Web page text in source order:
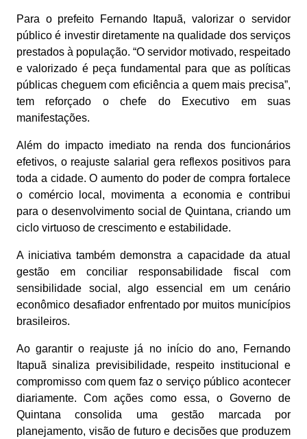
Para o prefeito Fernando Itapuã, valorizar o servidor
público é investir diretamente na qualidade dos serviços
prestados à população. “O servidor motivado, respeitado
e valorizado é peça fundamental para que as políticas
públicas cheguem com eficiência a quem mais precisa”,
tem reforçado o chefe do Executivo em suas
manifestações.
Além do impacto imediato na renda dos funcionários
efetivos, o reajuste salarial gera reflexos positivos para
toda a cidade. O aumento do poder de compra fortalece
o comércio local, movimenta a economia e contribui
para o desenvolvimento social de Quintana, criando um
ciclo virtuoso de crescimento e estabilidade.
A iniciativa também demonstra a capacidade da atual
gestão em conciliar responsabilidade fiscal com
sensibilidade social, algo essencial em um cenário
econômico desafiador enfrentado por muitos municípios
brasileiros.
Ao garantir o reajuste já no início do ano, Fernando
Itapuã sinaliza previsibilidade, respeito institucional e
compromisso com quem faz o serviço público acontecer
diariamente. Com ações como essa, o Governo de
Quintana consolida uma gestão marcada por
planejamento, visão de futuro e decisões que produzem